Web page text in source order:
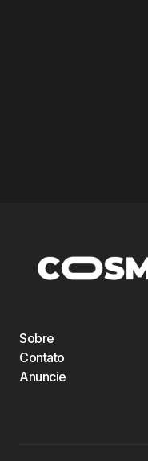
Sobre
Contato
Anuncie